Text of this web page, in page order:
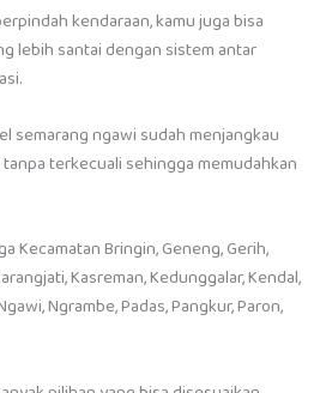
kendaraan, kamu juga bisa
lebih santai dengan sistem antar
semarang ngawi sudah menjangkau
terkecuali sehingga memudahkan
Kecamatan Bringin, Geneng, Gerih,
Kasreman, Kedunggalar, Kendal,
Ngrambe, Padas, Pangkur, Paron,